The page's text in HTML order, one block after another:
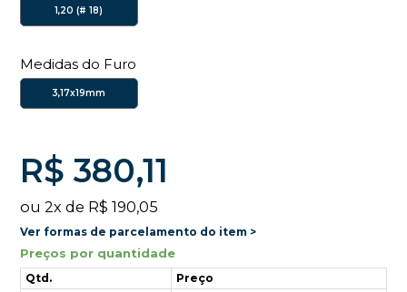
1,20 (# 18)
Medidas do Furo
3,17x19mm
R$ 380,11
ou 2x de R$ 190,05
Ver formas de parcelamento do item >
Preços por quantidade
Qtd.
Preço